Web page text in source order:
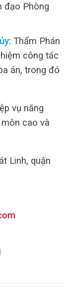
đạo Phòng
Thẩm Phán
công tác
án, trong đó
vụ năng
cao và
Linh, quận